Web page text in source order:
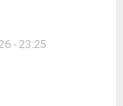
- 23:25